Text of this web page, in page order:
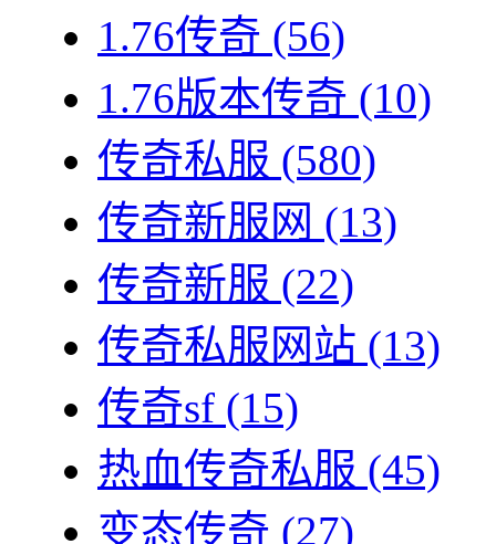
1.76传奇 (56)
1.76版本传奇 (10)
传奇私服 (580)
传奇新服网 (13)
传奇新服 (22)
传奇私服网站 (13)
传奇sf (15)
热血传奇私服 (45)
变态传奇 (27)